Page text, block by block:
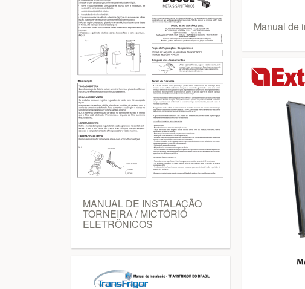
MANUAL DE INSTALAÇÃO
TORNEIRA / MICTÓRIO
ELETRÔNICOS
Manual de